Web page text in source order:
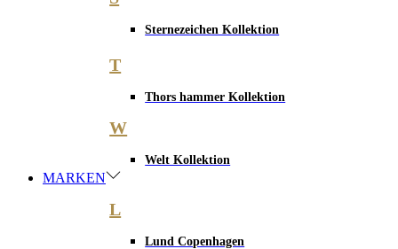
Sternezeichen Kollektion
T
Thors hammer Kollektion
W
Welt Kollektion
MARKEN
L
Lund Copenhagen